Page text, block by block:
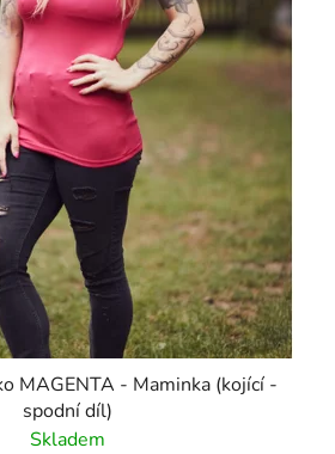
MAGENTA - Maminka (kojící -
spodní díl)
Skladem